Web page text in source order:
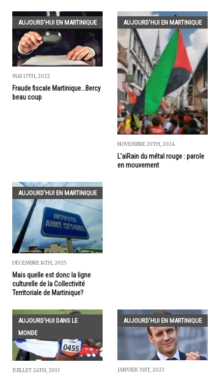
AUJOURD'HUI EN MARTINIQUE
MAI 13TH, 2022
Fraude fiscale Martinique...Bercy
beau coup
AUJOURD'HUI EN MARTINIQUE
NOVEMBRE 20TH, 2024
L’aiRain du métal rouge : parole
en mouvement
AUJOURD'HUI EN MARTINIQUE
DÉCEMBRE 14TH, 2025
Mais quelle est donc la ligne
culturelle de la Collectivité
Territoriale de Martinique?
AUJOURD'HUI DANS LE
MONDE
JUILLET 24TH, 2013
AUJOURD'HUI EN MARTINIQUE
JANVIER 31ST, 2023